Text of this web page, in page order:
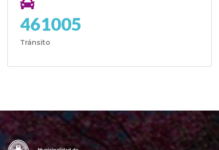
461005
Tránsito